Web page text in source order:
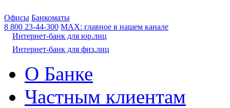
Офисы Банкоматы
8 800 23-44-300 МАХ: главное в нашем канале
Интернет-банк для юр.лиц
Интернет-банк для физ.лиц
О Банке
Частным клиентам